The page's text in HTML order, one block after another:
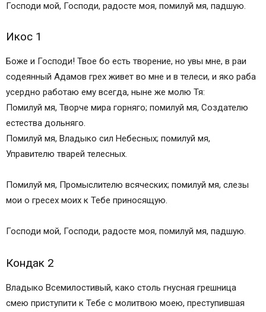
Кондак 6
Кондак 7
Икос 7
Кондак 8
Икос 8
Кондак 9
Кондак 10
Икос 11
Кондак 13
Молитва к Милосердному Господу жен,
совершивших убийство младенцев во утробе
своей.
Господи мой, Господи, радосте моя, помилуй мя, падшую.
Икос 1
Боже и Господи! Твое бо есть творение, но увы мне, в раи
содеянный Адамов грех живет во мне и в телеси, и яко раба
усердно работаю ему всегда, ныне же молю Тя:
Помилуй мя, Творче мира горняго; помилуй мя, Создателю
естества дольняго.
Помилуй мя, Владыко сил Небесных; помилуй мя,
Управителю тварей телесных.
Помилуй мя, Промыслителю всяческих; помилуй мя, слезы
мои о гресех моих к Тебе приносящую.
Господи мой, Господи, радосте моя, помилуй мя, падшую.
Кондак 2
Владыко Всемилостивый, како столь гнусная грешница
смею приступити к Тебе с молитвою моею, преступившая